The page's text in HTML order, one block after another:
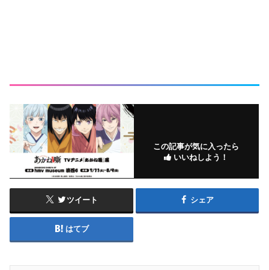
この記事が気に入ったら
いいねしよう！
ツイート シェア
はてブ